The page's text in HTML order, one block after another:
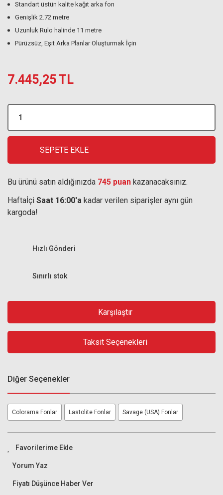
Standart üstün kalite kağıt arka fon
Genişlik 2.72 metre
Uzunluk Rulo halinde 11 metre
Pürüzsüz, Eşit Arka Planlar Oluşturmak İçin
7.445,25 TL
SEPETE EKLE
Bu ürünü satın aldığınızda 745 puan kazanacaksınız.
Haftaİçi Saat 16:00'a kadar verilen siparişler aynı gün
kargoda!
Hızlı Gönderi
Sınırlı stok
Karşılaştır
Taksit Seçenekleri
Diğer Seçenekler
Colorama Fonlar Lastolite Fonlar Savage (USA) Fonlar
Yorum Yaz
Fiyatı Düşünce Haber Ver